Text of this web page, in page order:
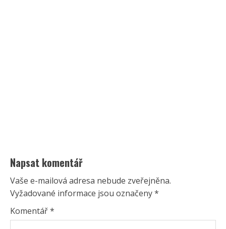
Napsat komentář
Vaše e-mailová adresa nebude zveřejněna.
Vyžadované informace jsou označeny*
Komentář*